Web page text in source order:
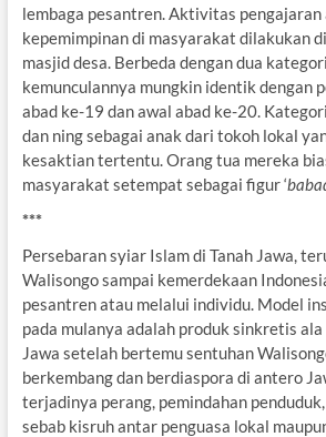
lembaga pesantren. Aktivitas pengajaran
kepemimpinan di masyarakat dilakukan
masjid desa. Berbeda dengan dua
kemunculannya mungkin identik dengan
abad ke-19 dan awal abad ke-20.
dan ning sebagai anak dari tokoh lokal
kesaktian tertentu. Orang tua mereka
masyarakat setempat sebagai figur ‘
***
Persebaran syiar Islam di Tanah Jawa,
Walisongo sampai kemerdekaan
pesantren atau melalui individu. Model
pada mulanya adalah produk sinkretis
Jawa setelah bertemu sentuhan
berkembang dan berdiaspora di antero
terjadinya perang, pemindahan
sebab kisruh antar penguasa lokal